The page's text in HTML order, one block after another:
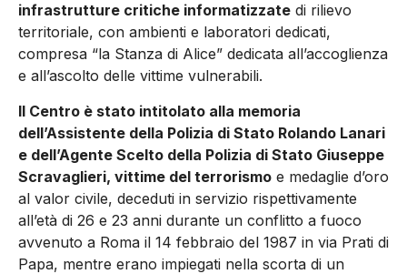
infrastrutture critiche informatizzate di rilievo
territoriale, con ambienti e laboratori dedicati,
compresa “la Stanza di Alice” dedicata all’accoglienza
e all’ascolto delle vittime vulnerabili.
Il Centro è stato intitolato alla memoria
dell’Assistente della Polizia di Stato Rolando Lanari
e dell’Agente Scelto della Polizia di Stato Giuseppe
Scravaglieri, vittime del terrorismo e medaglie d’oro
al valor civile, deceduti in servizio rispettivamente
all’età di 26 e 23 anni durante un conflitto a fuoco
avvenuto a Roma il 14 febbraio del 1987 in via Prati di
Papa, mentre erano impiegati nella scorta di un